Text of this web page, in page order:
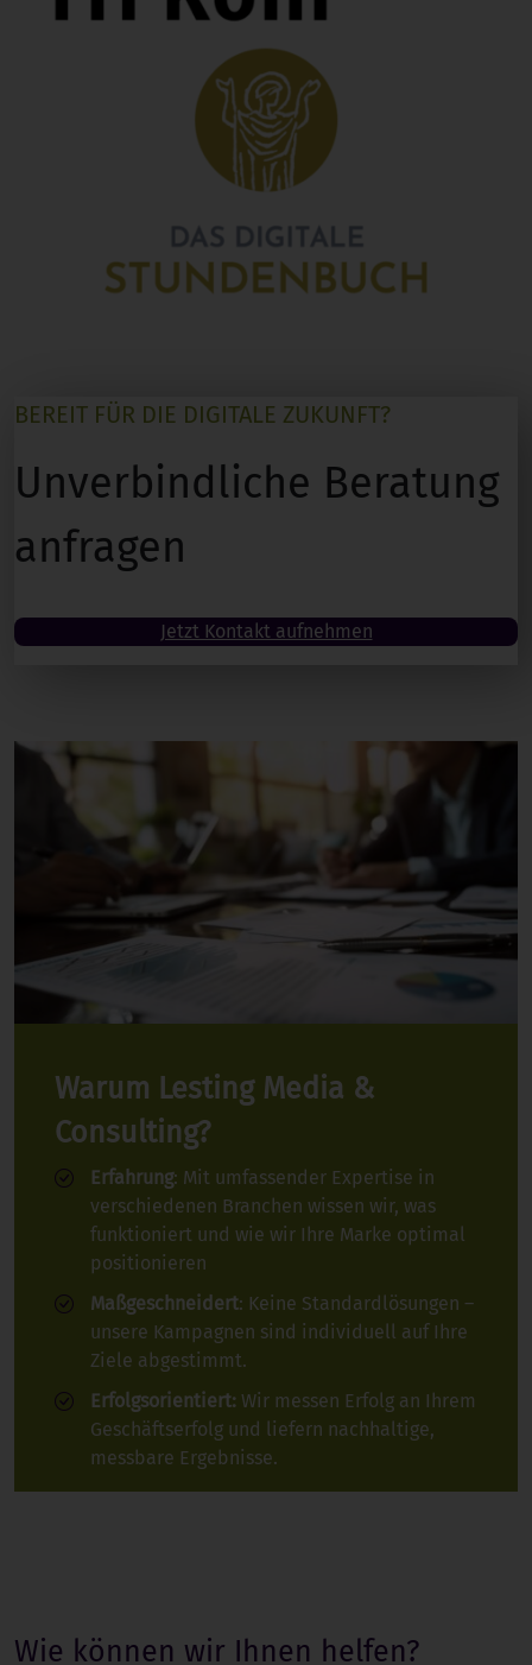
BEREIT FÜR DIE DIGITALE ZUKUNFT?
Unverbindliche Beratung
anfragen
Jetzt Kontakt aufnehmen
Warum Lesting Media &
Consulting?
Erfahrung: Mit umfassender Expertise in
verschiedenen Branchen wissen wir, was
funktioniert und wie wir Ihre Marke optimal
positionieren
Maßgeschneidert: Keine Standardlösungen –
unsere Kampagnen sind individuell auf Ihre
Ziele abgestimmt.
Erfolgsorientiert:Wir messen Erfolg an Ihrem
Geschäftserfolg und liefern nachhaltige,
messbare Ergebnisse.
Wie können wir Ihnen helfen?